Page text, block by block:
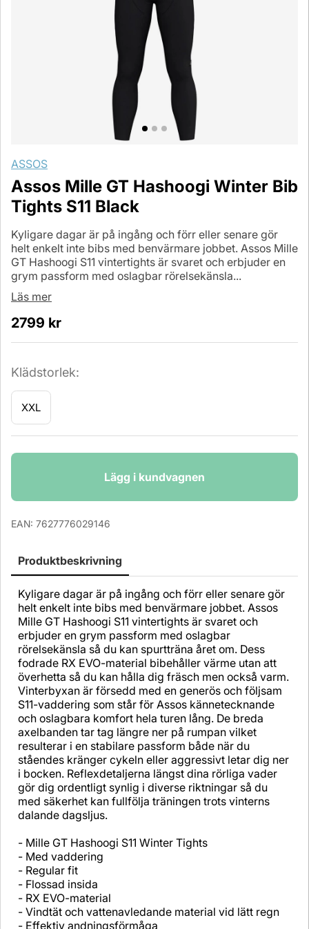
ASSOS
Assos Mille GT Hashoogi Winter Bib
Tights S11 Black
Kyligare dagar är på ingång och förr eller senare gör
helt enkelt inte bibs med benvärmare jobbet. Assos Mille
GT Hashoogi S11 vintertights är svaret och erbjuder en
grym passform med oslagbar rörelsekänsla...
Läs mer
2799 kr
Klädstorlek:
XXL
Lägg i kundvagnen
EAN: 7627776029146
Produktbeskrivning
Kyligare dagar är på ingång och förr eller senare gör
helt enkelt inte bibs med benvärmare jobbet. Assos
Mille GT Hashoogi S11 vintertights är svaret och
erbjuder en grym passform med oslagbar
rörelsekänsla så du kan spurtträna året om. Dess
fodrade RX EVO-material bibehåller värme utan att
överhetta så du kan hålla dig fräsch men också varm.
Vinterbyxan är försedd med en generös och följsam
S11-vaddering som står för Assos kännetecknande
och oslagbara komfort hela turen lång. De breda
axelbanden tar tag längre ner på rumpan vilket
resulterar i en stabilare passform både när du
ståendes kränger cykeln eller aggressivt letar dig ner
i bocken. Reflexdetaljerna längst dina rörliga vader
gör dig ordentligt synlig i diverse riktningar så du
med säkerhet kan fullfölja träningen trots vinterns
dalande dagsljus.
- Mille GT Hashoogi S11 Winter Tights
- Med vaddering
- Regular fit
- Flossad insida
- RX EVO-material
- Vindtät och vattenavledande material vid lätt regn
- Effektiv andningsförmåga